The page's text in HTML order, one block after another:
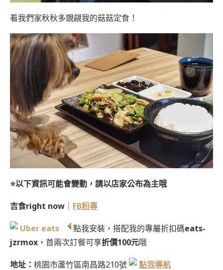
看我們家秋秋多覬覦我的菇菇定食！
⭐以下資訊可能會變動，請以店家公布為主哦
吉食right now FB粉專
Uber eats 點我安裝，搭配我的專屬折扣碼eats-
jzrmox ，首兩次訂餐可享折價100元哦
地址： 桃園市蘆竹區南昌路210號 點我導航